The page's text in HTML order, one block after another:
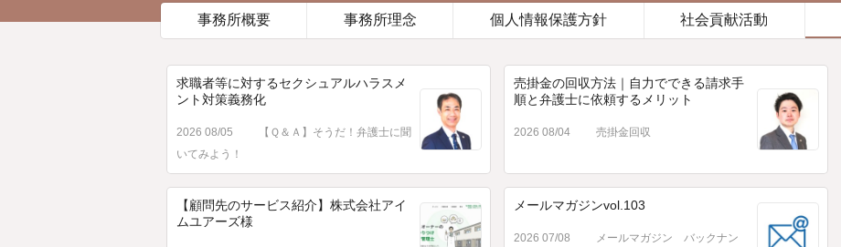
求職者等に対するセクシュアルハラスメ
ント対策義務化
2026 08/05
【Ｑ＆Ａ】そうだ！弁護士に聞
いてみよう！
売掛金の回収方法｜自力でできる請求手
順と弁護士に依頼するメリット
2026 08/04 売掛金回収
【顧問先のサービス紹介】株式会社アイ
ムユアーズ様
メールマガジンvol.103
2026 07/08
メールマガジン バックナン
事務所概要 事務所理念 個人情報保護方針 社会貢献活動